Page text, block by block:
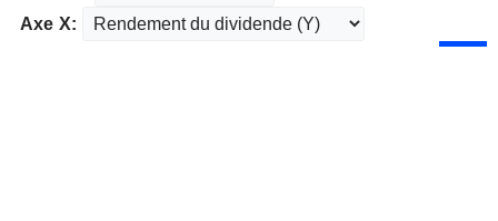
Axe X: